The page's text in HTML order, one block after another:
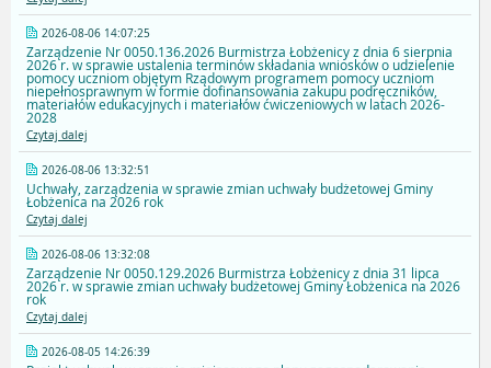
2026-08-06 14:07:25
Zarządzenie Nr 0050.136.2026 Burmistrza Łobżenicy z dnia 6 sierpnia
2026 r. w sprawie ustalenia terminów składania wniosków o udzielenie
pomocy uczniom objętym Rządowym programem pomocy uczniom
niepełnosprawnym w formie dofinansowania zakupu podręczników,
materiałów edukacyjnych i materiałów ćwiczeniowych w latach 2026-
2028
Czytaj dalej
2026-08-06 13:32:51
Uchwały, zarządzenia w sprawie zmian uchwały budżetowej Gminy
Łobżenica na 2026 rok
Czytaj dalej
2026-08-06 13:32:08
Zarządzenie Nr 0050.129.2026 Burmistrza Łobżenicy z dnia 31 lipca
2026 r. w sprawie zmian uchwały budżetowej Gminy Łobżenica na 2026
rok
Czytaj dalej
2026-08-05 14:26:39